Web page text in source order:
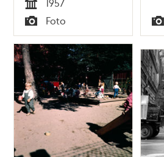
Tid
1957
Typ
Foto
Typ